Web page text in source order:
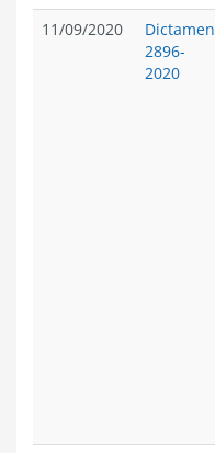
11/09/2020
Dictamen
2896-
2020